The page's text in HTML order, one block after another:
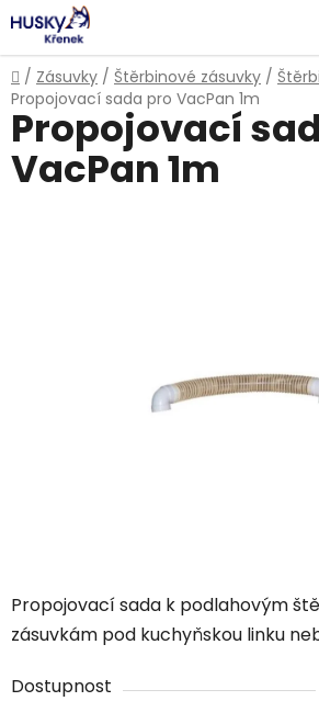
Přejít
na
obsah
Domů
/ Zásuvky / Štěrbinové zásuvky /
Propojovací sada pro VacPan 1m
Propojovací sada k podlahovým
zásuvkám pod kuchyňskou linku
Dostupnost
Propojovací
VacPan 1m